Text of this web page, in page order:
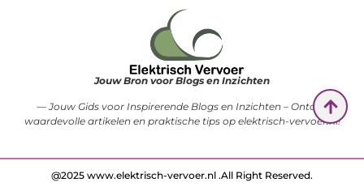
Jouw Bron voor Blogs en Inzichten
— Jouw Gids voor Inspirerende Blogs en Inzichten – Ontdek
waardevolle artikelen en praktische tips op elektrisch-vervoer.nl!
@2025 www.elektrisch-vervoer.nl .All Right Reserved.